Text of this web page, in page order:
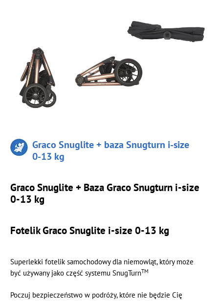
Graco Snuglite + baza Snugturn i-size
0-13 kg
Graco Snuglite + Baza Graco Snugturn i-size
0-13 kg
Fotelik Graco Snuglite i-size 0-13 kg
Superlekki fotelik samochodowy dla niemowląt, który może
być używany jako część systemu SnugTurnTM
Poczuj bezpieczeństwo w podróży, które nie będzie Cię